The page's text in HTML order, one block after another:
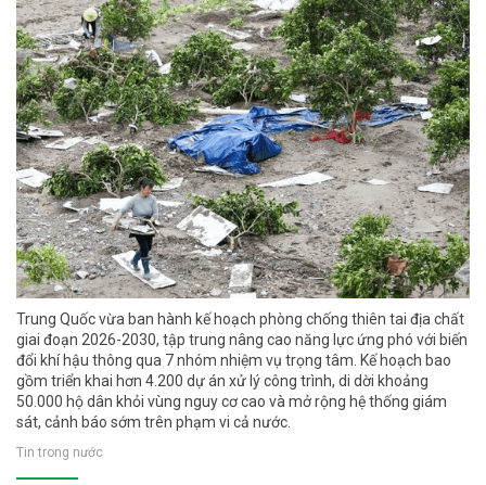
Trung Quốc vừa ban hành kế hoạch phòng chống thiên tai địa chất
giai đoạn 2026-2030, tập trung nâng cao năng lực ứng phó với biến
đổi khí hậu thông qua 7 nhóm nhiệm vụ trọng tâm. Kế hoạch bao
gồm triển khai hơn 4.200 dự án xử lý công trình, di dời khoảng
50.000 hộ dân khỏi vùng nguy cơ cao và mở rộng hệ thống giám
sát, cảnh báo sớm trên phạm vi cả nước.
Tin trong nước